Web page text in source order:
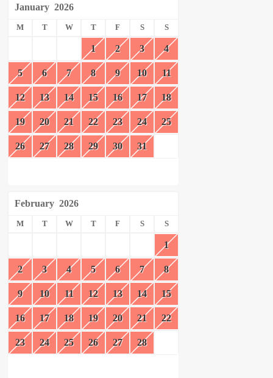
January 2026
M T W T F S S
1 2 3 4
5 6 7 8 9 10 11
12 13 14 15 16 17 18
19 20 21 22 23 24 25
26 27 28 29 30 31
February 2026
M T W T F S S
1
2 3 4 5 6 7 8
9 10 11 12 13 14 15
16 17 18 19 20 21 22
23 24 25 26 27 28